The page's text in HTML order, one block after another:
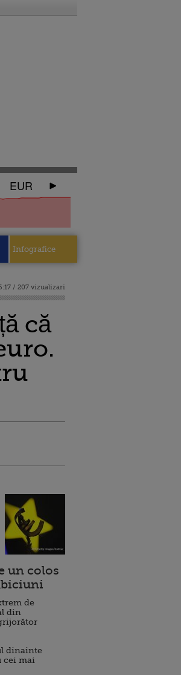
EUR
Infografice
/ 207 vizualizari
că
un colos
de
din
dinainte
cei mai